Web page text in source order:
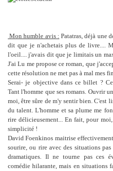
Mon humble avis : Patatras, déjà une
dit que je n'achetais plus de livre....
l'oeil.... j'avais dit que je limitais un
J'ai Lu me propose ce roman, que
cette résolution ne met pas à mal mes
Serai- je objective dans ce billet ?
Tant l'homme que ses romans. Ouvrir
moi, être sûre de m'y sentir bien. C'est
du talent. L'homme et sa plume me
rire délicieusement... En fait, pour
simplicité !
David Foenkinos maitrise
sourire, ou rire avec des situations
dramatiques. Il ne tourne pas ces
comédie hilarante, mais en situations